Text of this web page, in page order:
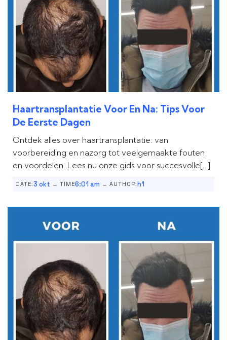
Haartransplantatie Voor En Na: Tips Voor
De Eerste Dagen
Ontdek alles over haartransplantatie: van
voorbereiding en nazorg tot veelgemaakte fouten
en voordelen. Lees nu onze gids voor succesvolle[…]
DATE:3 okt - TIME6:01 am - AUTHOR:h1